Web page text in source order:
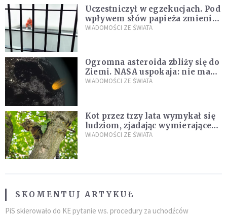
Uczestniczył w egzekucjach. Pod
wpływem słów papieża zmienił
zdanie
WIADOMOŚCI ZE ŚWIATA
Ogromna asteroida zbliży się do
Ziemi. NASA uspokaja: nie ma
zagrożenia
WIADOMOŚCI ZE ŚWIATA
Kot przez trzy lata wymykał się
ludziom, zjadając wymierające
kaczki. W końcu popełnił
WIADOMOŚCI ZE ŚWIATA
SKOMENTUJ ARTYKUŁ
PiS skierowało do KE pytanie ws. procedury za uchodźców